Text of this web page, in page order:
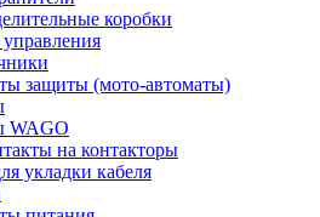
коробки
защиты (мото-автоматы)
WAGO
на контакторы
укладки кабеля